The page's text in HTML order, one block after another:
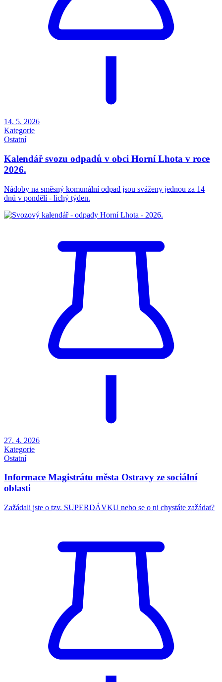
14. 5. 2026
Kategorie
Ostatní
Kalendář svozu odpadů v obci Horní Lhota v roce
2026.
Nádoby na směsný komunální odpad jsou sváženy jednou za 14
dnů v pondělí - lichý týden.
27. 4. 2026
Kategorie
Ostatní
Informace Magistrátu města Ostravy ze sociální
oblasti
Zažádali jste o tzv. SUPERDÁVKU nebo se o ni chystáte zažádat?